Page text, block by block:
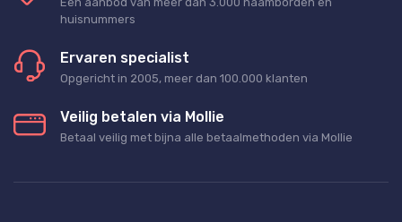
huisnummers
Ervaren specialist
Opgericht in 2005, meer dan 100.000 klanten
Veilig betalen via Mollie
Betaal veilig met bijna alle betaalmethoden via Mollie